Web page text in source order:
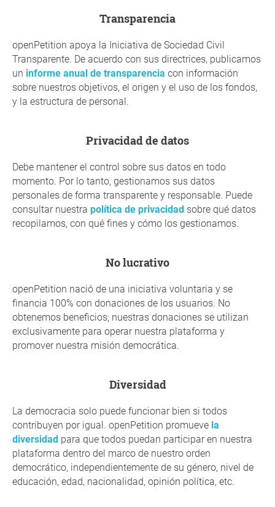
Transparencia
openPetition apoya la Iniciativa de Sociedad Civil
Transparente. De acuerdo con sus directrices, publicamos
un informe anual de transparencia con información
sobre nuestros objetivos, el origen y el uso de los fondos,
y la estructura de personal.
Privacidad de datos
Debe mantener el control sobre sus datos en todo
momento. Por lo tanto, gestionamos sus datos
personales de forma transparente y responsable. Puede
consultar nuestra política de privacidad sobre qué datos
recopilamos, con qué fines y cómo los gestionamos.
No lucrativo
openPetition nació de una iniciativa voluntaria y se
financia 100% con donaciones de los usuarios. No
obtenemos beneficios; nuestras donaciones se utilizan
exclusivamente para operar nuestra plataforma y
promover nuestra misión democrática.
diversidad
La democracia solo puede funcionar bien si todos
contribuyen por igual. openPetition promueve la
diversidad para que todos puedan participar en nuestra
plataforma dentro del marco de nuestro orden
democrático, independientemente de su género, nivel de
educación, edad, nacionalidad, opinión política, etc.